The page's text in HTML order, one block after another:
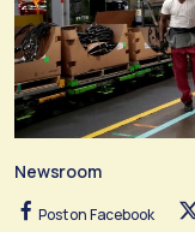
Newsroom
Post on Facebook